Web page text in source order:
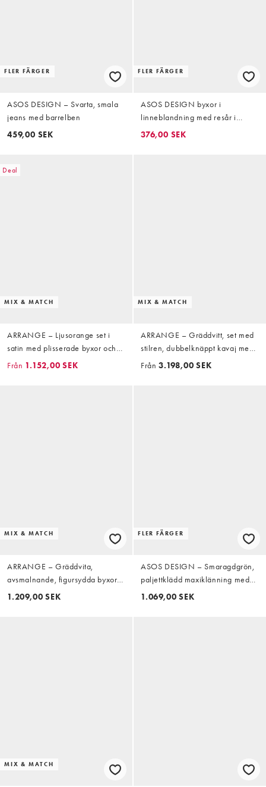
FLER FÄRGER
ASOS DESIGN – Svarta, smala
jeans med barrelben
459,00 SEK
FLER FÄRGER
ASOS DESIGN byxor i
linneblandning med resår i
midjan och barrel leg samt rå
376,00 SEK
Deal
MIX & MATCH
ARRANGE – Ljusorange set i
satin med plisserade byxor och
topp med knäppning
Från 1.152,00 SEK
MIX & MATCH
ARRANGE – Gräddvitt, set med
stilren, dubbelknäppt kavaj med
veckade detaljer och
Från 3.198,00 SEK
MIX & MATCH
ARRANGE – Gräddvita,
avsmalnande, figursydda byxor
med vikt detalj, del av set
1.209,00 SEK
FLER FÄRGER
ASOS DESIGN – Smaragdgrön,
paljettklädd maxiklänning med
långa ärmar och omlottdesign
1.069,00 SEK
MIX & MATCH